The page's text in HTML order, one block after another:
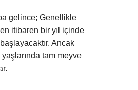
gelince; Genellikle
itibaren bir yıl içinde
Ancak
tam meyve